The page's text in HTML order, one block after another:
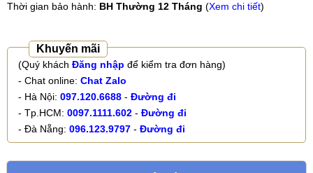
Thời gian bảo hành: BH Thường 12 Tháng (Xem chi tiết)
Khuyến mãi
(Quý khách Đăng nhập để kiểm tra đơn hàng)
- Chat online: Chat Zalo
- Hà Nội: 097.120.6688 - Đường đi
- Tp.HCM: 0097.1111.602 - Đường đi
- Đà Nẵng: 096.123.9797 - Đường đi